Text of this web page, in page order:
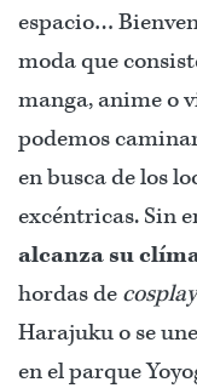
espacio…
moda que
manga, anime o
podemos
en busca de los
excéntricas. Sin
alcanza su
hordas de cosplay
Harajuku o se
en el parque